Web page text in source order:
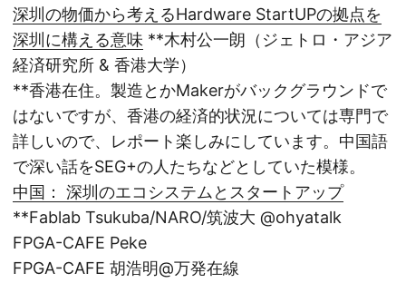
深圳の物価から考えるHardware StartUPの拠点を
深圳に構える意味 **木村公一朗（ジェトロ・アジア
経済研究所 & 香港大学）
**香港在住。製造とかMakerがバックグラウンドで
はないですが、香港の経済的状況については専門で
詳しいので、レポート楽しみにしています。中国語
で深い話をSEG+の人たちなどとしていた模様。
中国： 深圳のエコシステムとスタートアップ
**Fablab Tsukuba/NARO/筑波大 @ohyatalk
FPGA-CAFE Peke
FPGA-CAFE 胡浩明@万発在線